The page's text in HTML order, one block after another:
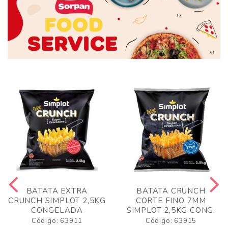
BATATA EXTRA
CRUNCH SIMPLOT 2,5KG
CONGELADA
Código: 63911
BATATA CRUNCH
CORTE FINO 7MM
SIMPLOT 2,5KG CONG.
Código: 63915